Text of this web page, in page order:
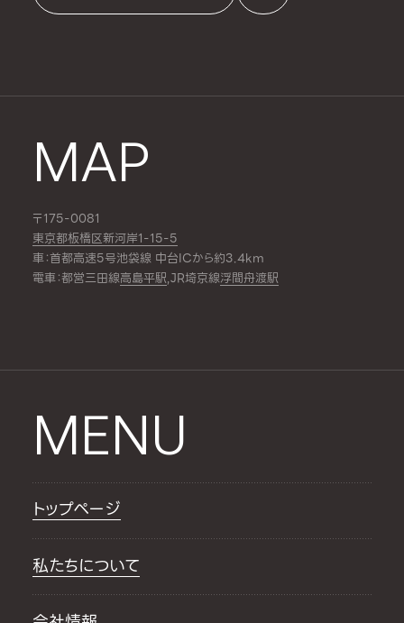
MAP
〒175-0081
東京都板橋区新河岸1-15-5
車：首都高速5号池袋線 中台ICから約3.4km
電車：都営三田線高島平駅,JR埼京線浮間舟渡駅
MENU
トップページ
私たちについて